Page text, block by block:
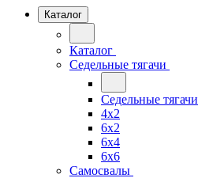
Каталог
Каталог
Седельные тягачи
Седельные тягачи
4x2
6x2
6x4
6x6
Самосвалы